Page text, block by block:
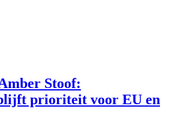
Stoof:
prioriteit voor EU en